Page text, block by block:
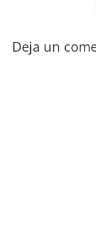
Deja un